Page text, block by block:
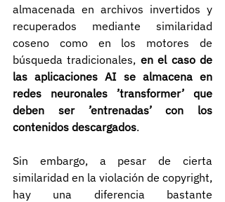
almacenada en archivos invertidos y
recuperados mediante similaridad
coseno como en los motores de
búsqueda tradicionales, en el caso de
las aplicaciones AI se almacena en
redes neuronales ’transformer’ que
deben ser ’entrenadas’ con los
contenidos descargados.
Sin embargo, a pesar de cierta
similaridad en la violación de copyright,
hay una diferencia bastante